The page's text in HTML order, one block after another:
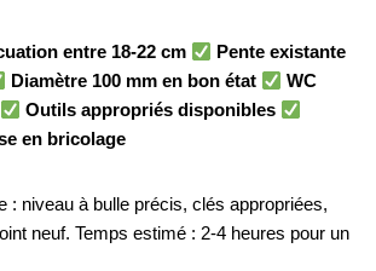
entre 18-22 cm
Pente existante
Diamètre 100 mm en bon état
WC
Outils appropriés disponibles
en bricolage
: niveau à bulle précis, clés appropriées,
neuf. Temps estimé : 2-4 heures pour un